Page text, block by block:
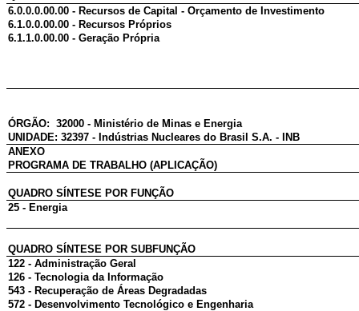
6.0.0.0.00.00 - Recursos de Capital - Orçamento de Investimento
6.1.0.0.00.00 - Recursos Próprios
6.1.1.0.00.00 - Geração Própria
ÓRGÃO: 32000 - Ministério de Minas e Energia
UNIDADE: 32397 - Indústrias Nucleares do Brasil S.A. - INB
ANEXO
PROGRAMA DE TRABALHO (APLICAÇÃO)
QUADRO SÍNTESE POR FUNÇÃO
25 - Energia
QUADRO SÍNTESE POR SUBFUNÇÃO
122 - Administração Geral
126 - Tecnologia da Informação
543 - Recuperação de Áreas Degradadas
572 - Desenvolvimento Tecnológico e Engenharia